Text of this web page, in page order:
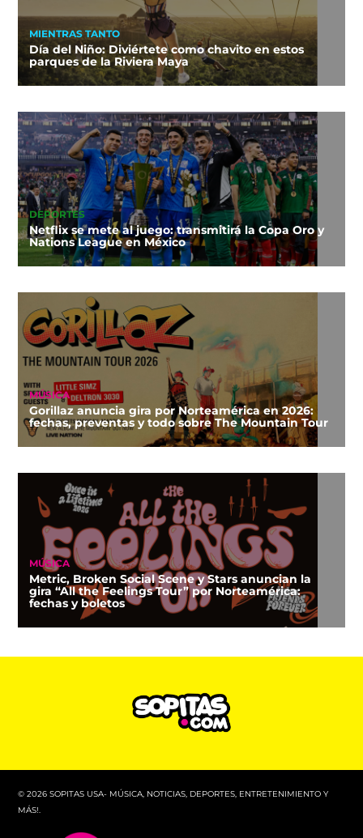
MIENTRAS TANTO
Día del Niño: Diviértete como chavito en estos
parques de la Riviera Maya
DEPORTES
Netflix se mete al juego: transmitirá la Copa Oro y
Nations League en México
MÚSICA
Gorillaz anuncia gira por Norteamérica en 2026:
fechas, preventas y todo sobre The Mountain Tour
MÚSICA
Metric, Broken Social Scene y Stars anuncian la
gira “All the Feelings Tour” por Norteamérica:
fechas y boletos
© 2026 SOPITAS USA- MÚSICA, NOTICIAS, DEPORTES, ENTRETENIMIENTO Y
MÁS!.